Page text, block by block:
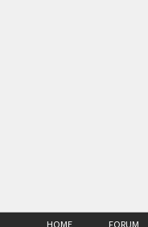
HOME FORUM